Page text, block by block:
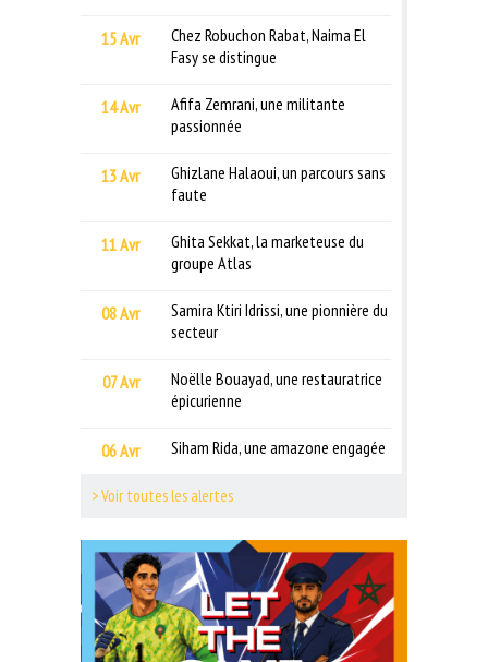
15 Avr
Chez Robuchon Rabat, Naima El
Fasy se distingue
14 Avr
Afifa Zemrani, une militante
passionnée
13 Avr
Ghizlane Halaoui, un parcours sans
faute
11 Avr
Ghita Sekkat, la marketeuse du
groupe Atlas
08 Avr
Samira Ktiri Idrissi, une pionnière du
secteur
07 Avr
Noëlle Bouayad, une restauratrice
épicurienne
06 Avr Siham Rida, une amazone engagée
> Voir toutes les alertes